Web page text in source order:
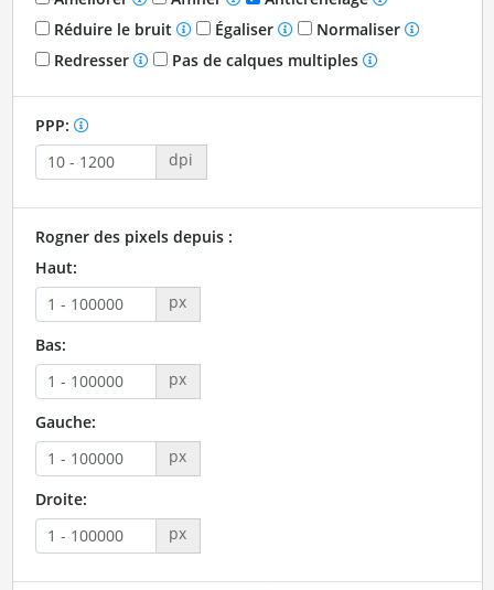
Réduire le bruit
Égaliser
Normaliser
Redresser
Pas de calques multiples
PPP:
dpi
Rogner des pixels depuis :
Haut:
px
Bas:
px
Gauche:
px
Droite:
px